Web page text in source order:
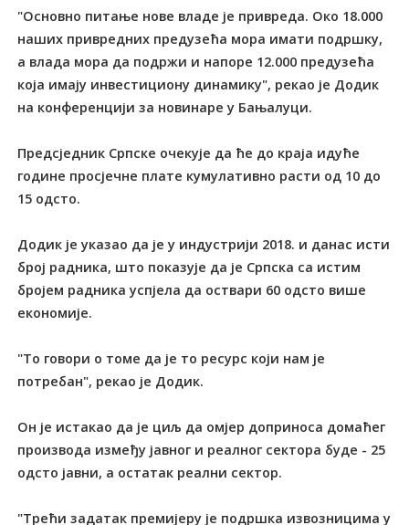
"Основно питање нове владе је привреда. Око 18.000
наших привредних предузећа мора имати подршку,
а влада мора да подржи и напоре 12.000 предузећа
која имају инвестициону динамику", рекао је Додик
на конференцији за новинаре у Бањалуци.
Предсједник Српске очекује да ће до краја идуће
године просјечне плате кумулативно расти од 10 до
15 одсто.
Додик је указао да је у индустрији 2018. и данас исти
број радника, што показује да је Српска са истим
бројем радника успјела да оствари 60 одсто више
економије.
"То говори о томе да је то ресурс који нам је
потребан", рекао је Додик.
Он је истакао да је циљ да омјер доприноса домаћег
производа између јавног и реалног сектора буде - 25
одсто јавни, а остатак реални сектор.
"Трећи задатак премијеру је подршка извозницима у